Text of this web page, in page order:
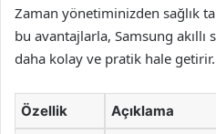
Zaman yönetiminizden sağlık
bu avantajlarla, Samsung akıllı
daha kolay ve pratik hale getirir.
Özellik Açıklama